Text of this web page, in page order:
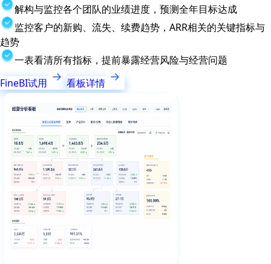
解构与监控各个团队的业绩进度，预测全年目标达成
监控客户的新购、流失、续费趋势，ARR相关的关键指标与
趋势
一表看清所有指标，提前暴露经营风险与经营问题
FineBI试用
看板详情